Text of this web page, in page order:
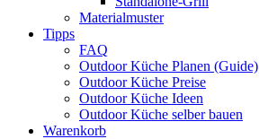
Materialmuster
Tipps
FAQ
Outdoor Küche Planen (Guide)
Outdoor Küche Preise
Outdoor Küche Ideen
Outdoor Küche selber bauen
Warenkorb